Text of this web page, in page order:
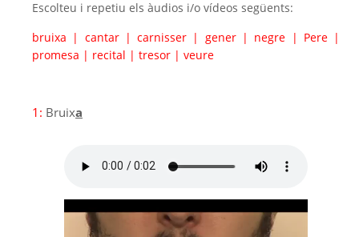
Escolteu i repetiu els àudios i/o vídeos següents:
bruixa | cantar |carnisser | gener | negre | Pere |
promesa | recital | tresor | veure
1: Bruixa